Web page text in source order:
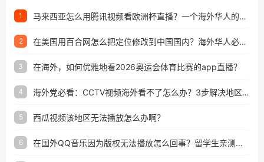
1 马来西亚怎么用腾讯视频看欧洲杯直播？一个海外华人的真实困扰与破解
2 在美国用百合网怎么把定位修改到中国国内？海外华人必备的回国加速指南
3 在海外，如何优雅地看2026奥运会体育比赛的app直播？
4 海外党必看：CCTV视频海外看不了怎么办？3步解决地区限制+追剧自由
5 西瓜视频该地区无法播放怎么办啊？
6 在国外QQ音乐因为版权无法播放怎么回事？留学生亲测有效的解决办法